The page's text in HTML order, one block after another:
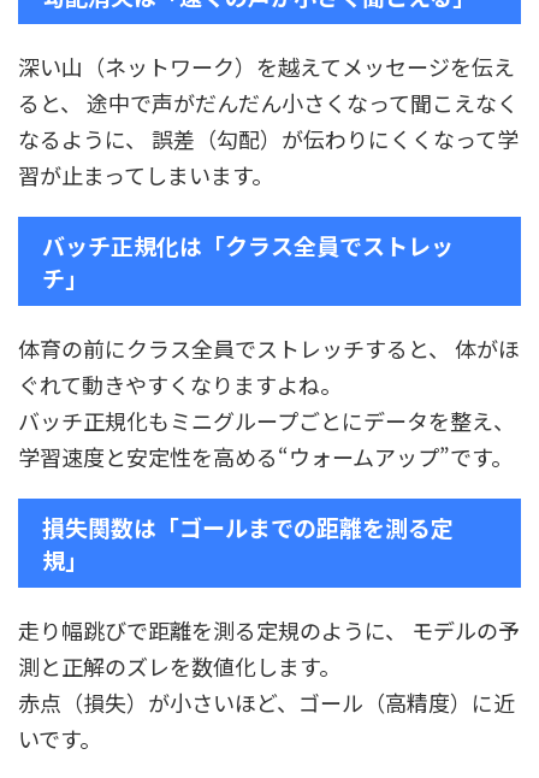
深い山（ネットワーク）を越えてメッセージを伝え
ると、 途中で声がだんだん小さくなって聞こえなく
なるように、 誤差（勾配）が伝わりにくくなって学
習が止まってしまいます。
バッチ正規化は「クラス全員でストレッ
チ」
体育の前にクラス全員でストレッチすると、 体がほ
ぐれて動きやすくなりますよね。
バッチ正規化もミニグループごとにデータを整え、
学習速度と安定性を高める“ウォームアップ”です。
損失関数は「ゴールまでの距離を測る定
規」
走り幅跳びで距離を測る定規のように、 モデルの予
測と正解のズレを数値化します。
赤点（損失）が小さいほど、ゴール（高精度）に近
いです。